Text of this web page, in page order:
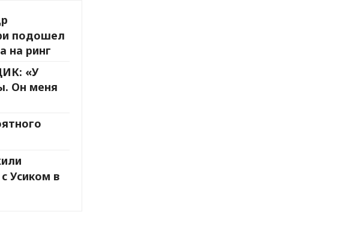
подошел
на ринг
«У
Он меня
Усиком в